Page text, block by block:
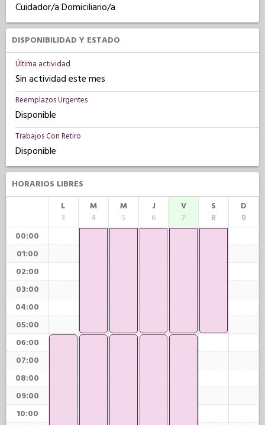
Cuidador/a Domiciliario/a
DISPONIBILIDAD Y ESTADO
Última actividad
Sin actividad este mes
Reemplazos Urgentes
Disponible
Trabajos Con Retiro
Disponible
HORARIOS LIBRES
L
3
M
4
M
5
J
6
V
7
S
8
D
9
00:00
01:00
02:00
03:00
04:00
05:00
06:00
07:00
08:00
09:00
10:00